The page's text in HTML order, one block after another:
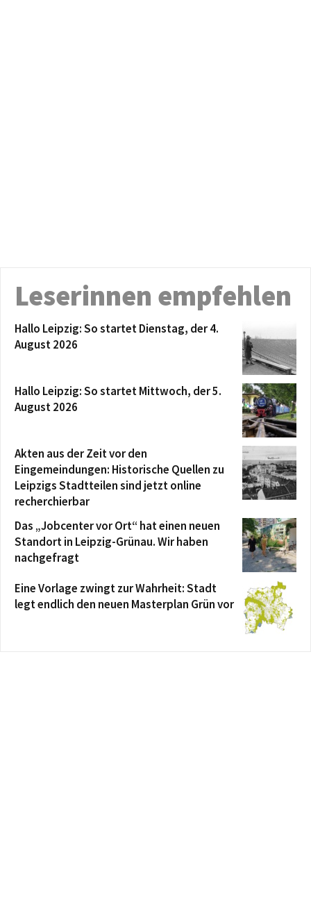
Leserinnen empfehlen
Hallo Leipzig: So startet Dienstag, der 4.
August 2026
Hallo Leipzig: So startet Mittwoch, der 5.
August 2026
Akten aus der Zeit vor den
Eingemeindungen: Historische Quellen zu
Leipzigs Stadtteilen sind jetzt online
recherchierbar
Das „Jobcenter vor Ort“ hat einen neuen
Standort in Leipzig-Grünau. Wir haben
nachgefragt
Eine Vorlage zwingt zur Wahrheit: Stadt
legt endlich den neuen Masterplan Grün vor